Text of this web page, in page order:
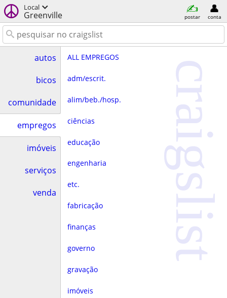
Local
Greenville postar conta
autos
bicos
comunidade
empregos
imóveis
serviços
venda
ALL EMPREGOS
adm/escrit.
alim/beb./hosp.
ciências
educação
engenharia
etc.
fabricação
finanças
governo
gravação
imóveis
craigslist